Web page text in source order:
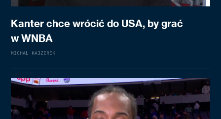
Kanter chce wrócić do USA, by grać
w WNBA
MICHAŁ KAJZEREK